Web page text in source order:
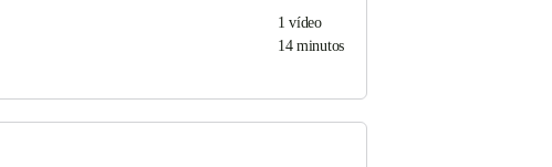
1 vídeo
14 minutos